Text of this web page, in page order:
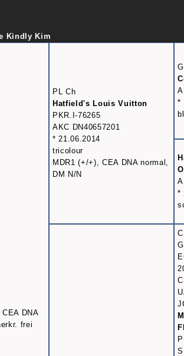
Kindly Kim
DNA
frei
PL Ch
Hatfield's Louis Vuitton
PKR.I-76265
AKC DN40657201
* 21.06.2014
tricolour
MDR1 (+/+), CEA DNA normal,
DM N/N
*
*